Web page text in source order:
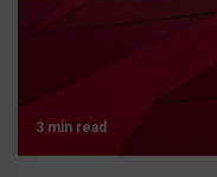
3 min read